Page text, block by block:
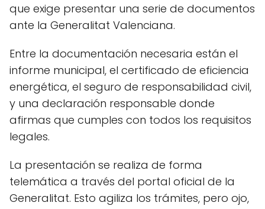
que exige presentar una serie de documentos
ante la Generalitat Valenciana.
Entre la documentación necesaria están el
informe municipal, el certificado de eficiencia
energética, el seguro de responsabilidad civil,
y una declaración responsable donde
afirmas que cumples con todos los requisitos
legales.
La presentación se realiza de forma
telemática a través del portal oficial de la
Generalitat. Esto agiliza los trámites, pero ojo,